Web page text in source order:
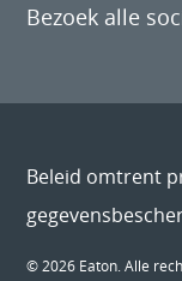
Bezoek alle
Beleid omtrent
© 2026 Eaton. Alle